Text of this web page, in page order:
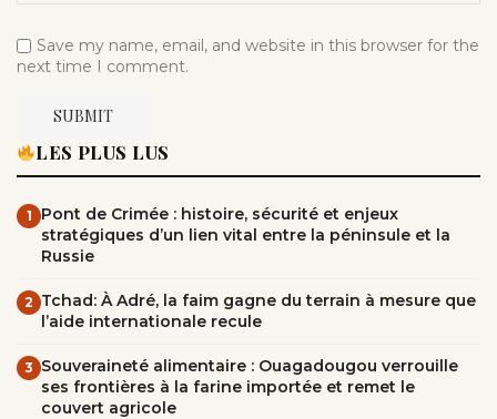
Save my name, email, and website in this browser for the
next time I comment.
LES PLUS LUS
1
Pont de Crimée : histoire, sécurité et enjeux
stratégiques d’un lien vital entre la péninsule et la
Russie
2 Tchad: À Adré, la faim gagne du terrain à mesure que
l’aide internationale recule
3 Souveraineté alimentaire : Ouagadougou verrouille
ses frontières à la farine importée et remet le
couvert agricole